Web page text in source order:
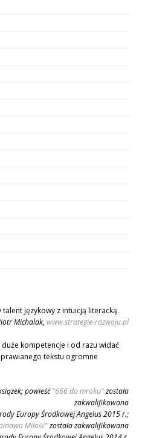
talent językowy z intuicją literacką.
Michalak, www.strategie-rozwoju.pl
kompetencje i od razu widać
tekstu ogromne
powieść"666 do mroku"została
zakwalifikowana
Europy Środkowej Angelus 2015 r.;
Miłość"została zakwalifikowana